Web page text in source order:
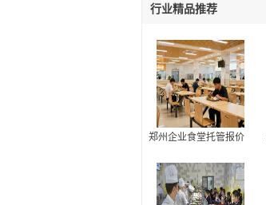
行业精品推荐
郑州企业食堂托管报价